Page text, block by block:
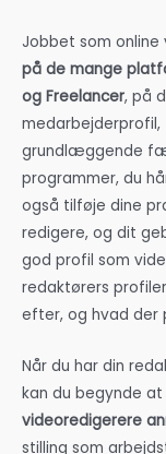
Jobbet som
på de mange
og Freelancer, på
grundlæggende
programmer, du
også tilføje dine
redigere, og dit
god profil som
redaktørers
efter, og hvad der
Når du har din
kan du begynde at
videoredigerere
stilling som